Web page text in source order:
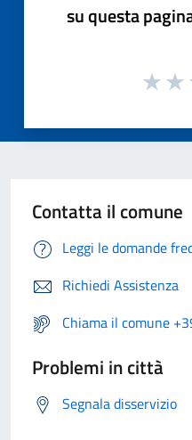
su questa
Contatta il comune
Leggi le domande
Richiedi Assistenza
Chiama il comune
Problemi in città
Segnala disservizio